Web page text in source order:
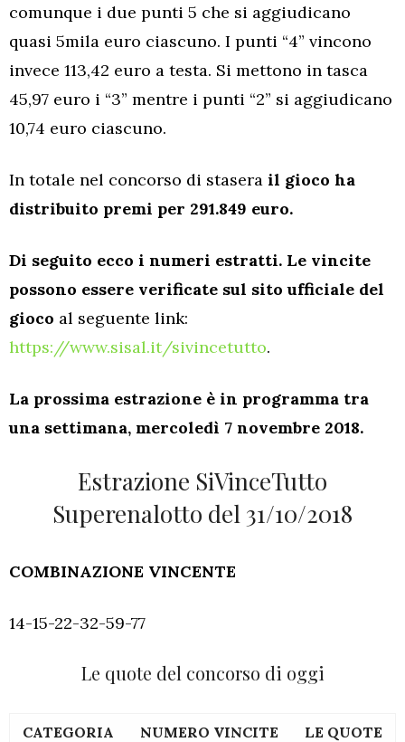
comunque i due punti 5 che si aggiudicano
quasi 5mila euro ciascuno. I punti “4” vincono
invece 113,42 euro a testa. Si mettono in tasca
45,97 euro i “3” mentre i punti “2” si aggiudicano
10,74 euro ciascuno.
In totale nel concorso di stasera il gioco ha
distribuito premi per 291.849 euro.
Di seguito ecco i numeri estratti. Le vincite
possono essere verificate sul sito ufficiale del
gioco al seguente link:
https://www.sisal.it/sivincetutto.
La prossima estrazione è in programma tra
una settimana, mercoledì 7 novembre 2018.
Estrazione SiVinceTutto
Superenalotto del 31/10/2018
COMBINAZIONE VINCENTE
14-15-22-32-59-77
Le quote del concorso di oggi
CATEGORIA NUMERO VINCITE LE QUOTE